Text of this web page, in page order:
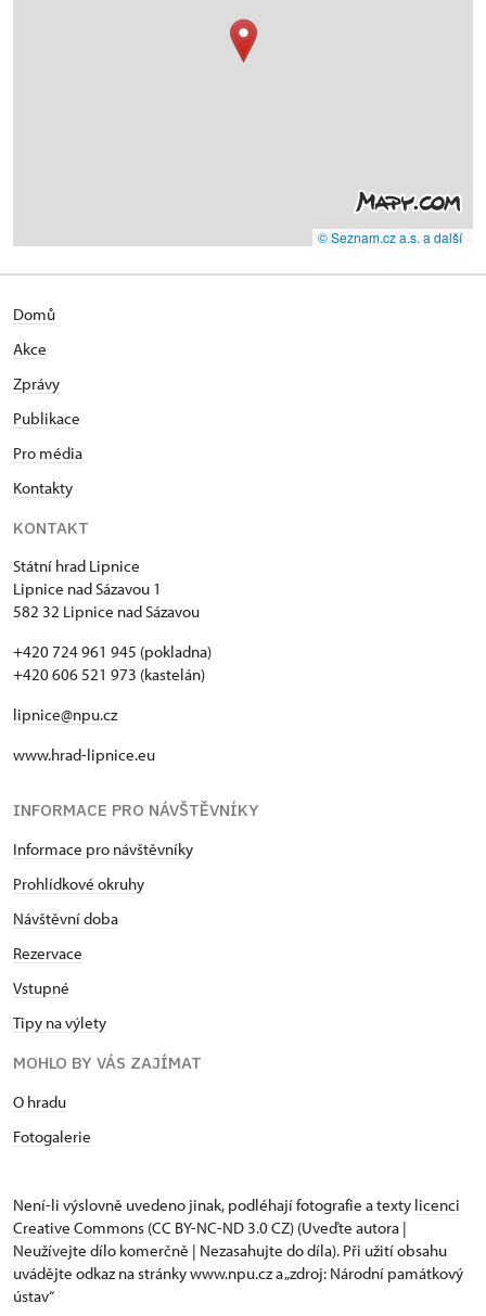
© Seznam.cz a.s. a další
Domů
Akce
Zprávy
Publikace
Pro média
Kontakty
KONTAKT
Státní hrad Lipnice
Lipnice nad Sázavou 1
582 32 Lipnice nad Sázavou
+420 724 961 945 (pokladna)
+420 606 521 973 (kastelán)
lipnice@npu.cz
www.hrad-lipnice.eu
INFORMACE PRO NÁVŠTĚVNÍKY
Informace pro návštěvníky
Prohlídkové okruhy
Návštěvní doba
Rezervace
Vstupné
Tipy na výlety
MOHLO BY VÁS ZAJÍMAT
O hradu
Fotogalerie
Není-li výslovně uvedeno jinak, podléhají fotografie a texty licenci
Creative Commons (CC BY-NC-ND 3.0 CZ) (Uveďte autora |
Neužívejte dílo komerčně | Nezasahujte do díla). Při užití obsahu
uvádějte odkaz na stránky www.npu.cz a „zdroj: Národní památkový
ústav“